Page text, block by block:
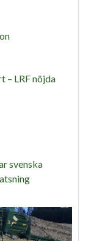
– LRF nöjda
svenska